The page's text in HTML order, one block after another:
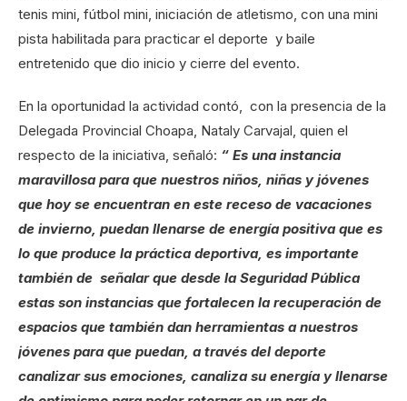
tenis mini, fútbol mini, iniciación de atletismo, con una mini
pista habilitada para practicar el deporte y baile
entretenido que dio inicio y cierre del evento.
En la oportunidad la actividad contó, con la presencia de la
Delegada Provincial Choapa, Nataly Carvajal, quien el
respecto de la iniciativa, señaló: “ Es una instancia
maravillosa para que nuestros niños, niñas y jóvenes
que hoy se encuentran en este receso de vacaciones
de invierno, puedan llenarse de energía positiva que es
lo que produce la práctica deportiva, es importante
también de señalar que desde la Seguridad Pública
estas son instancias que fortalecen la recuperación de
espacios que también dan herramientas a nuestros
jóvenes para que puedan, a través del deporte
canalizar sus emociones, canaliza su energía y llenarse